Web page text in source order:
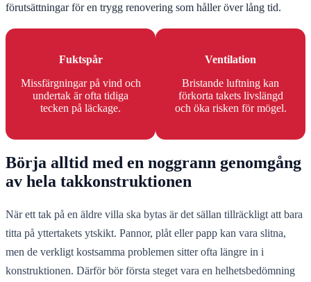
förutsättningar för en trygg renovering som håller över lång tid.
Fuktspår
Missfärgningar på vind och
undertak är ofta tidiga
tecken på läckage.
Ventilation
Bristande luftning kan
förkorta takets livslängd
och öka risken för mögel.
Börja alltid med en noggrann genomgång
av hela takkonstruktionen
När ett tak på en äldre villa ska bytas är det sällan tillräckligt att bara
titta på yttertakets ytskikt. Pannor, plåt eller papp kan vara slitna,
men de verkligt kostsamma problemen sitter ofta längre in i
konstruktionen. Därför bör första steget vara en helhetsbedömning